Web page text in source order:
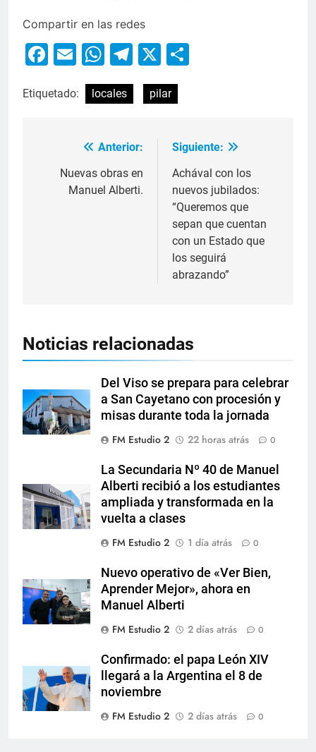
Compartir en las redes
Facebook
EmailWhatsApp
Telegram
X
Etiquetado: locales pilar
Anterior:
Nuevas obras en
Manuel Alberti.
Siguiente:
Achával con los
nuevos jubilados:
“Queremos que
sepan que cuentan
con un Estado que
los seguirá
abrazando”
Noticias relacionadas
Del Viso se prepara para celebrar
a San Cayetano con procesión y
misas durante toda la jornada
FM Estudio 2
22 horas atrás 0
La Secundaria Nº 40 de Manuel
Alberti recibió a los estudiantes
ampliada y transformada en la
vuelta a clases
FM Estudio 2
1 día atrás 0
Nuevo operativo de «Ver Bien,
Aprender Mejor», ahora en
Manuel Alberti
FM Estudio 2
2 días atrás 0
Confirmado: el papa León XIV
llegará a la Argentina el 8 de
noviembre
FM Estudio 2
2 días atrás 0